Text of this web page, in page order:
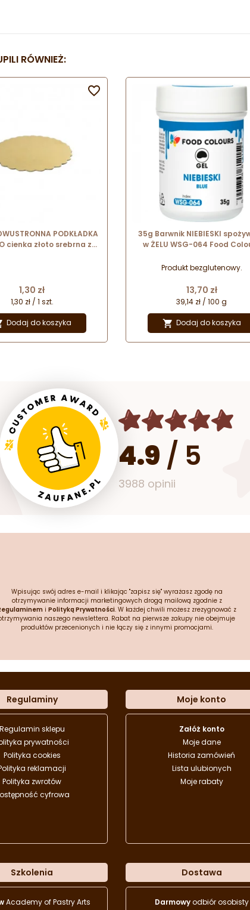
RÓWNIEŻ:
PODKŁADKA
cienka złoto srebrna z
Cena
1,30 zł
1,30 zł / 1 szt.
Dodaj do koszyka

35g Barwnik NIEBIESKI
w ŻELU WSG-064 Food
Produkt bezglutenowy.
Cena
13,70 zł
39,14 zł / 100 g
 Dodaj do koszyka
4.9 / 5
3988 opinii
Wpisując swój adres e-mail i klikając "zapisz się" wyrażasz zgodę na
otrzymywanie informacji marketingowych drogą mailową zgodnie z
i Polityką Prywatności. W każdej chwili możesz zrezygnować z
naszego newslettera. Rabat na pierwsze zakupy nie obejmuje
produktów przecenionych i nie łączy się z innymi promocjami.
Regulaminy
Regulamin sklepu
prywatności
Polityka cookies
reklamacji
Polityka zwrotów
cyfrowa
Moje konto
Załóż konto
Moje dane
Historia zamówień
Lista ulubionych
Moje rabaty
Szkolenia
Academy of Pastry Arts
Dostawa
Darmowyodbiór osobisty